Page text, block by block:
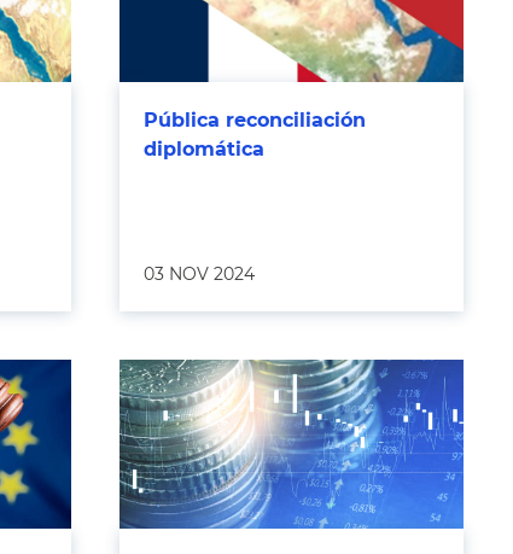
Pública reconciliación
diplomática
03 NOV 2024